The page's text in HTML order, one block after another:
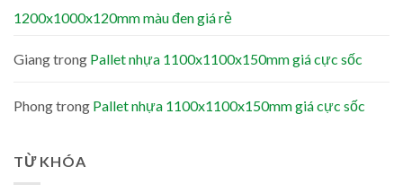
1200x1000x120mm màu đen giá rẻ
Giangtrong Pallet nhựa 1100x1100x150mm giá cực sốc
Phongtrong Pallet nhựa 1100x1100x150mm giá cực sốc
TỪ KHÓA